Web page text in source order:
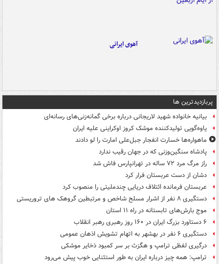
آهوی ایرانی
پربازدیدترین ها
بیانیه خانواده شهید لاریجانی درباره برخی گمانه‌زنی‌های رسانه‌ای
یاوه‌گویی تولیدکننده موشک کروز اوکراینی علیه ایران
ماهواره‌ها خسارت انفجار جبل‌علی امارت را لو دادند
پادشاه سنگین‌وزنی که در جهان رقیب ندارد
راز مرگ مرد ۷۲ ساله در تهرانپارس فاش شد
دشان از دست عربستان فرار کرد
عربستان فرمانده ائتلاف دریایی چندملیتی را منصوب کرد
دستگیری ۸ نفر از اشرار مسلح شاخص و مرتبطین گروهک های تروریستی
موج بارش‌های تابستانه در راه ۱۱ استان
۶ دستاورد بزرگ ایران در ۱۶۰ روز رهبری رهبر انقلاب
دستگیری ۶ نفر در بهشهر به اتهام تشویش اذهان عمومی
درگیری لفظی ترامپ و هگزث بر سر کمبود ذخایر موشکی
ترامپ: همه چیز درباره ایران به طور استثنایی خوب پیش می‌رود